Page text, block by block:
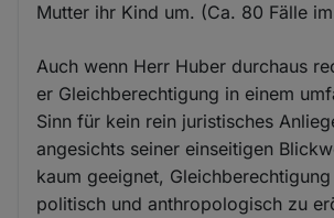
Mutter ihr Kind um. (Ca. 80 Fälle
Auch wenn Herr Huber durchaus
er Gleichberechtigung in einem
Sinn für kein rein juristisches
angesichts seiner einseitigen
kaum geeignet,
politisch und anthropologisch zu